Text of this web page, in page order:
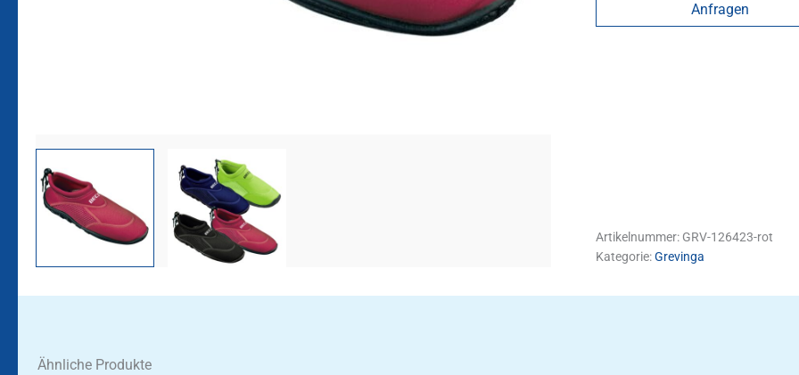
Anfragen
Artikelnummer: GRV-126423-rot
Kategorie:Grevinga
Ähnliche Produkte